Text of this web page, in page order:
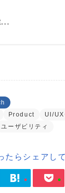
Product UI/UX
ユーザビリティ
たらシェアして